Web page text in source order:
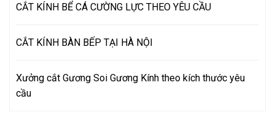
CẮT KÍNH BỂ CÁ CƯỜNG LỰC THEO YÊU CẦU
CẮT KÍNH BÀN BẾP TẠI HÀ NỘI
Xưởng cắt Gương Soi Gương Kính theo kích thước yêu
cầu